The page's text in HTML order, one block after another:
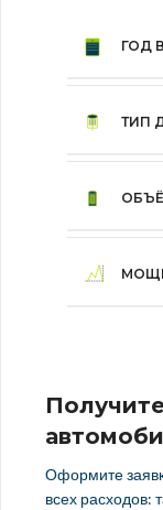
ГОД
ТИП
Оформите
всех